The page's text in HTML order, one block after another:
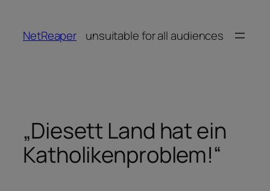
springen
NetReaper unsuitable for all audiences
„Diesett Land hat ein
Katholikenproblem!“